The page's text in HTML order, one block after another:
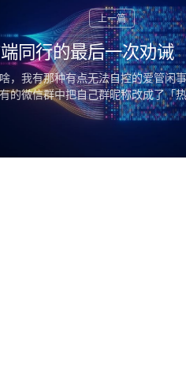
同行的最后一次劝诫
，我有那种有点无法自控的爱管闲事
的微信群中把自己群昵称改成了「热